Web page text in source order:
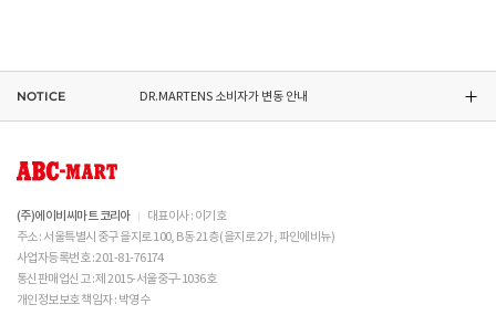
NOTICE DR.MARTENS 소비자가 변동 안내
ASICS 소비자가 변동 안내
(주)에이비씨마트 코리아
대표이사 : 이기호
주소 : 서울특별시 중구 을지로 100, B동 21층 (을지로 2가, 파인에비뉴)
사업자등록번호 : 201-81-76174
통신판매업신고 : 제 2015-서울중구-1036호
개인정보보호 책임자 : 박영수